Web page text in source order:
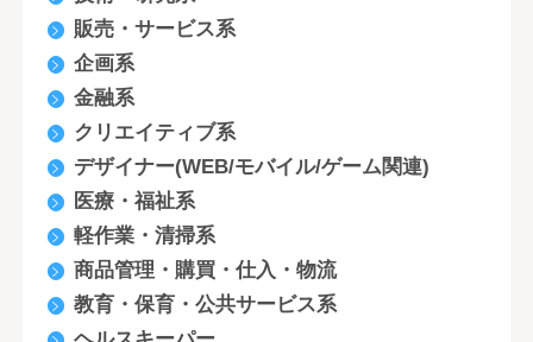
販売・サービス系
企画系
金融系
クリエイティブ系
デザイナー(WEB/モバイル/ゲーム関連)
医療・福祉系
軽作業・清掃系
商品管理・購買・仕入・物流
教育・保育・公共サービス系